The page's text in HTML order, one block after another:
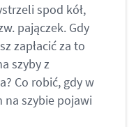
spod kół,
pajączek. Gdy
zapłacić za to
szyby z
Co robić, gdy w
na szybie pojawi